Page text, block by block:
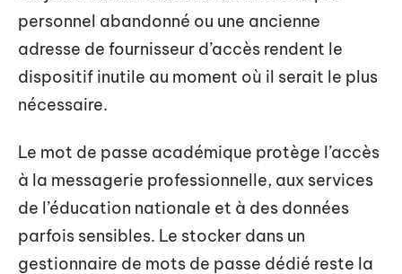
personnel abandonné ou une ancienne
adresse de fournisseur d’accès rendent le
dispositif inutile au moment où il serait le plus
nécessaire.
Le mot de passe académique protège l’accès
à la messagerie professionnelle, aux services
de l’éducation nationale et à des données
parfois sensibles. Le stocker dans un
gestionnaire de mots de passe dédié reste la